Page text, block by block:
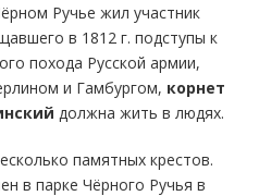
Ручье жил участник
в 1812 г. подступы к
похода Русской армии,
и Гамбургом, корнет
должна жить в людях.
памятных крестов.
в парке Чёрного Ручья в